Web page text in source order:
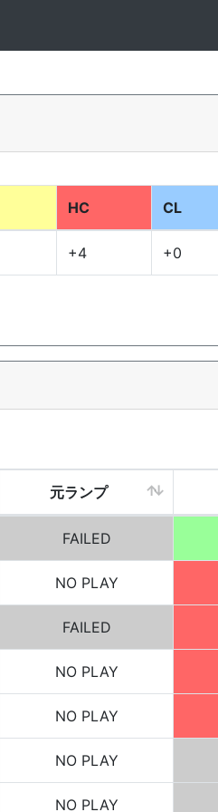
HC CL
+4 +0
元ランプ
FAILED
NO PLAY
FAILED
NO PLAY
NO PLAY
NO PLAY
NO PLAY